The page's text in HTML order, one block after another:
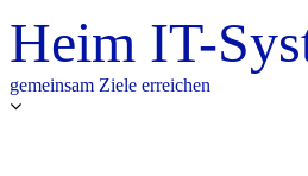
Heim IT-
gemeinsam Ziele erreichen